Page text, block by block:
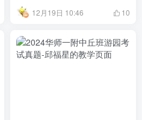
12月19日 10:46 10